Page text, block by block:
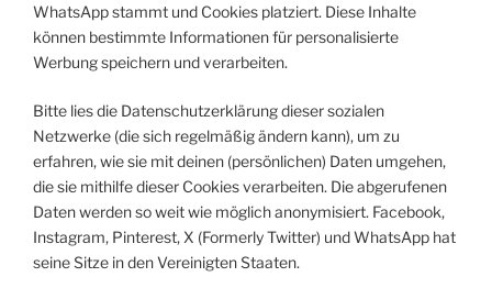
WhatsApp stammt und Cookies platziert. Diese Inhalte
können bestimmte Informationen für personalisierte
Werbung speichern und verarbeiten.
Bitte lies die Datenschutzerklärung dieser sozialen
Netzwerke (die sich regelmäßig ändern kann), um zu
erfahren, wie sie mit deinen (persönlichen) Daten umgehen,
die sie mithilfe dieser Cookies verarbeiten. Die abgerufenen
Daten werden so weit wie möglich anonymisiert. Facebook,
Instagram, Pinterest, X (Formerly Twitter) und WhatsApp hat
seine Sitze in den Vereinigten Staaten.